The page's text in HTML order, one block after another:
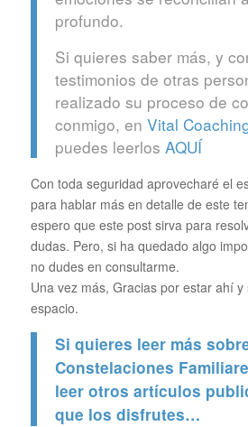
profundo.
Si quieres saber más, y
testimonios de otras
realizado su proceso de
conmigo, en Vital
puedes leerlos AQUÍ
Con toda seguridad aprovecharé el
para hablar más en detalle de este
espero que este post sirva para
dudas. Pero, si ha quedado algo
no dudes en consultarme.
Una vez más, Gracias por estar ahí
espacio.
Si quieres leer más
Constelaciones
leer otros artículos
que los disfrutes…